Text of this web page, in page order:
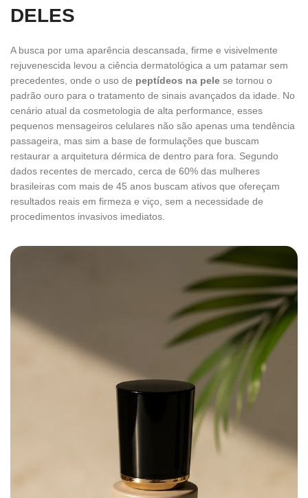
DELES
A busca por uma aparência descansada, firme e visivelmente
rejuvenescida levou a ciência dermatológica a um patamar sem
precedentes, onde o uso de peptídeos na pele se tornou o
padrão ouro para o tratamento de sinais avançados da idade. No
cenário atual da cosmetologia de alta performance, esses
pequenos mensageiros celulares não são apenas uma tendência
passageira, mas sim a base de formulações que buscam
restaurar a arquitetura dérmica de dentro para fora. Segundo
dados recentes de mercado, cerca de 60% das mulheres
brasileiras com mais de 45 anos buscam ativos que ofereçam
resultados reais em firmeza e viço, sem a necessidade de
procedimentos invasivos imediatos.